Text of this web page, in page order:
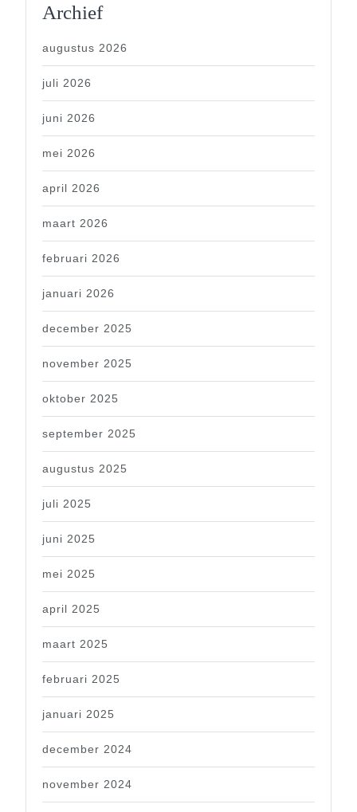
Archief
augustus 2026
juli 2026
juni 2026
mei 2026
april 2026
maart 2026
februari 2026
januari 2026
december 2025
november 2025
oktober 2025
september 2025
augustus 2025
juli 2025
juni 2025
mei 2025
april 2025
maart 2025
februari 2025
januari 2025
december 2024
november 2024